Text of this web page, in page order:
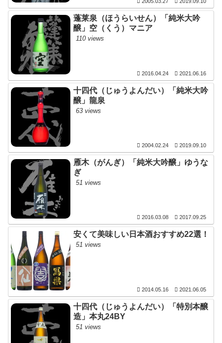
蓬莱泉（ほうらいせん）「純米大吟
醸」空（くう）マニア
110 views
2016.04.24 2021.06.16
十四代（じゅうよんだい）「純米大吟
醸」龍泉
63 views
2004.02.24 2019.09.10
雁木（がんぎ）「純米大吟醸」ゆうな
ぎ
51 views
2016.03.08 2017.09.25
安くて美味しい日本酒おすすめ22選！
51 views
2014.05.16 2021.06.05
十四代（じゅうよんだい）「特別本醸
造」本丸24BY
51 views